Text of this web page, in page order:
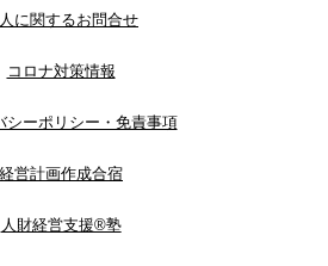
に関するお問合せ
コロナ対策情報
シーポリシー・免責事項
経営計画作成合宿
人財経営支援®︎塾